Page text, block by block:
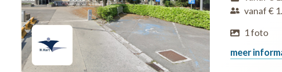
vanaf €
1 foto
meer